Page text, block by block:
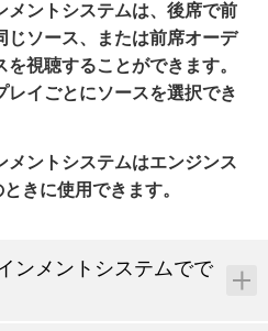
メントシステムは、後席で前
じソース、または前席オーデ
視聴することができます。
レイごとにソースを選択でき
メントシステムはエンジンス
きに使用できます。
ンメントシステムでで